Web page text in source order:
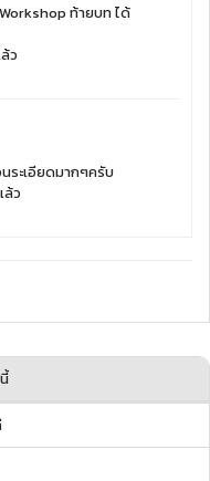
ท้ายบท ได้
ว
ระเอียดมากๆครับ
ล้ว